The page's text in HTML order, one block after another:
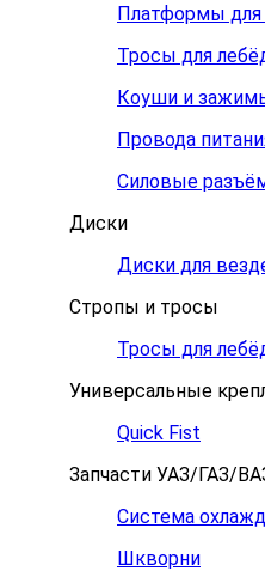
Платформы для
Тросы для
Коуши и
Провода
Силовые
Диски
Диски для
Стропы и тросы
Тросы для
Универсальные
Quick Fist
Запчасти УАЗ/ГАЗ/
Система
Шкворни